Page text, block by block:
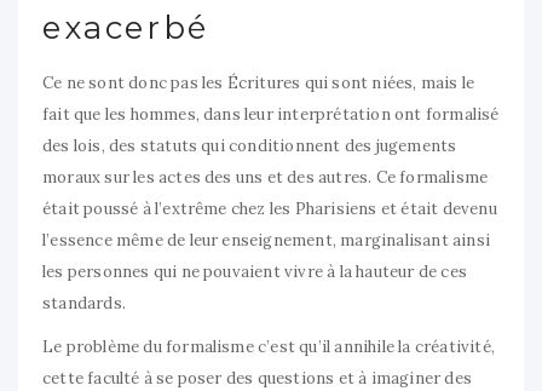
exacerbé
Ce ne sont donc pas les Écritures qui sont niées, mais le
fait que les hommes, dans leur interprétation ont formalisé
des lois, des statuts qui conditionnent des jugements
moraux sur les actes des uns et des autres. Ce formalisme
était poussé à l’extrême chez les Pharisiens et était devenu
l’essence même de leur enseignement, marginalisant ainsi
les personnes qui ne pouvaient vivre à la hauteur de ces
standards.
Le problème du formalisme c’est qu’il annihile la créativité,
cette faculté à se poser des questions et à imaginer des